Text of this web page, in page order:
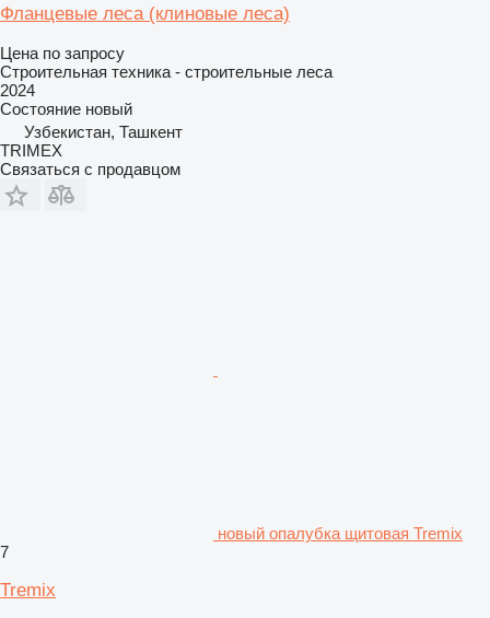
Фланцевые леса (клиновые леса)
Цена по запросу
Строительная техника - строительные леса
2024
Состояние новый
Узбекистан, Ташкент
TRIMEX
Связаться с продавцом
новый опалубка щитовая Tremix
7
Tremix